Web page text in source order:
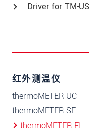
Driver for TM-
红外测温仪
thermoMETER UC
thermoMETER SE
thermoMETER FI